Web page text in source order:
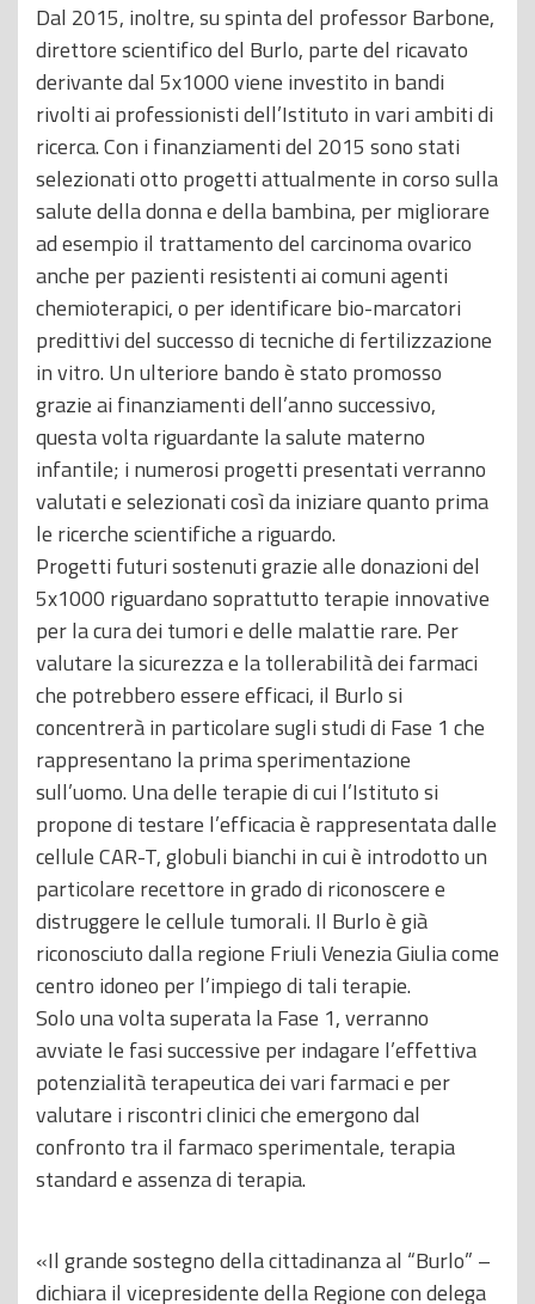
Dal 2015, inoltre, su spinta del professor Barbone,
direttore scientifico del Burlo, parte del ricavato
derivante dal 5x1000 viene investito in bandi
rivolti ai professionisti dell’Istituto in vari ambiti di
ricerca. Con i finanziamenti del 2015 sono stati
selezionati otto progetti attualmente in corso sulla
salute della donna e della bambina, per migliorare
ad esempio il trattamento del carcinoma ovarico
anche per pazienti resistenti ai comuni agenti
chemioterapici, o per identificare bio-marcatori
predittivi del successo di tecniche di fertilizzazione
in vitro. Un ulteriore bando è stato promosso
grazie ai finanziamenti dell’anno successivo,
questa volta riguardante la salute materno
infantile; i numerosi progetti presentati verranno
valutati e selezionati così da iniziare quanto prima
le ricerche scientifiche a riguardo.
Progetti futuri sostenuti grazie alle donazioni del
5x1000 riguardano soprattutto terapie innovative
per la cura dei tumori e delle malattie rare. Per
valutare la sicurezza e la tollerabilità dei farmaci
che potrebbero essere efficaci, il Burlo si
concentrerà in particolare sugli studi di Fase 1 che
rappresentano la prima sperimentazione
sull’uomo. Una delle terapie di cui l’Istituto si
propone di testare l’efficacia è rappresentata dalle
cellule CAR-T, globuli bianchi in cui è introdotto un
particolare recettore in grado di riconoscere e
distruggere le cellule tumorali. Il Burlo è già
riconosciuto dalla regione Friuli Venezia Giulia come
centro idoneo per l’impiego di tali terapie.
Solo una volta superata la Fase 1, verranno
avviate le fasi successive per indagare l’effettiva
potenzialità terapeutica dei vari farmaci e per
valutare i riscontri clinici che emergono dal
confronto tra il farmaco sperimentale, terapia
standard e assenza di terapia.
«Il grande sostegno della cittadinanza al “Burlo” –
dichiara il vicepresidente della Regione con delega